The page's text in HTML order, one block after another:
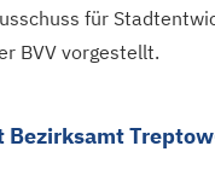
für
BVV vorgestellt.
Bezirksamt